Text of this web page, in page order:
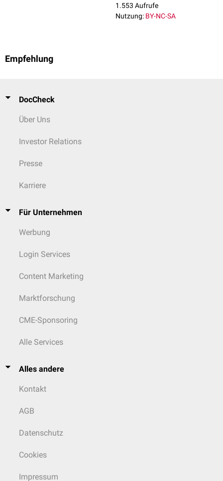
1.553 Aufrufe
Nutzung: BY-NC-SA
Empfehlung
DocCheck
Über Uns
Investor Relations
Presse
Karriere
Für Unternehmen
Werbung
Login Services
Content Marketing
Marktforschung
CME-Sponsoring
Alle Services
Alles andere
Kontakt
AGB
Datenschutz
Cookies
Impressum